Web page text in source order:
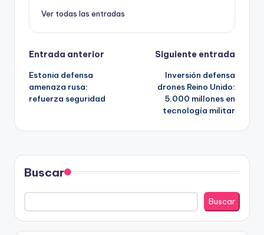
Ver todas las entradas
Navegación
de
entradas
Entrada anterior
Estonia defensa
amenaza rusa:
refuerza seguridad
Siguiente entrada
Inversión defensa
drones Reino Unido:
5.000 millones en
tecnología militar
Buscar
Buscar